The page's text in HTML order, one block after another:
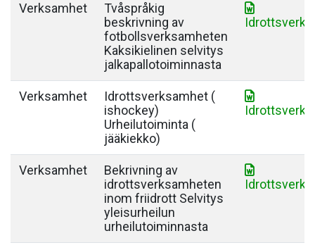
Verksamhet
Tvåspråkig
beskrivning av
fotbollsverksamheten
Kaksikielinen selvitys
jalkapallotoiminnasta
Verksamhet
Idrottsverksamhet (
ishockey)
Urheilutoiminta (
jääkiekko)
Verksamhet
Bekrivning av
idrottsverksamheten
inom friidrott Selvitys
yleisurheilun
urheilutoiminnasta